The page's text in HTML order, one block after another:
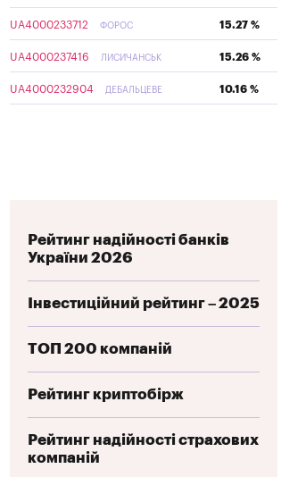
UA4000233712 ФОРОС 15.27 %
UA4000237416 ЛИСИЧАНСЬК 15.26 %
UA4000232904 ДЕБАЛЬЦЕВЕ 10.16 %
Рейтинг надійності банків
України 2026
Інвестиційний рейтинг – 2025
ТОП 200 компаній
Рейтинг криптобірж
Рейтинг надійності страхових
компаній